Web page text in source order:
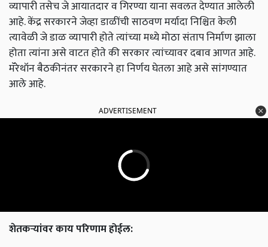
व्यापारी तसेच जे आयातदार व गिरण्या याना सवलत देण्यात आलेली
आहे. केंद्र सरकारने जेव्हा डाळींची साठवण मर्यादा निश्चित केली
त्यावेळी जे डाळ व्यापारी होते त्यांच्या मध्ये मोठा संताप निर्माण झाला
होता त्यांना असे वाटत होते की सरकार त्यांच्यावर दबाव आणत आहे.
मॅरेथॉन बैठकीनंतर सरकारने हा निर्णय घेतला आहे असे सांगण्यात
आले आहे.
ADVERTISEMENT
शेतकऱ्यांवर काय परिणाम होईल: